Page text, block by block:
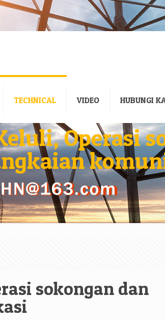
TECHNICAL VIDEO HUBUNGI
Operasi
sokongan dan